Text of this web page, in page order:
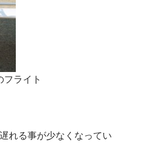
ライト
れる事が少なくなってい